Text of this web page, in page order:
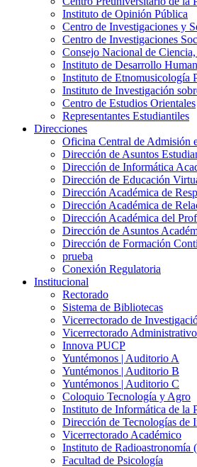
Instituto de Opinión Pública
Centro de Investigaciones y
Centro de Investigaciones
Consejo Nacional de
Instituto de Desarrollo
Instituto de Etnomusicología
Instituto de Investigación
Centro de Estudios Orientales
Representantes Estudiantiles
Direcciones
Oficina Central de Admisión
Dirección de Asuntos
Dirección de Informática
Dirección de Educación
Dirección Académica de
Dirección Académica de
Dirección Académica del
Dirección de Asuntos
Dirección de Formación
prueba
Conexión Regulatoria
Institucional
Rectorado
Sistema de Bibliotecas
Vicerrectorado de
Vicerrectorado Administrativo
Innova PUCP
Yuntémonos | Auditorio A
Yuntémonos | Auditorio B
Yuntémonos | Auditorio C
Coloquio Tecnología y Agro
Instituto de Informática de la
Dirección de Tecnologías de
Vicerrectorado Académico
Instituto de Radioastronomía
Facultad de Psicología